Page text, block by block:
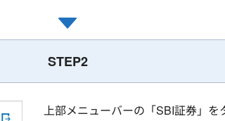
STEP2
上部メニューバーの「SBI証券」を